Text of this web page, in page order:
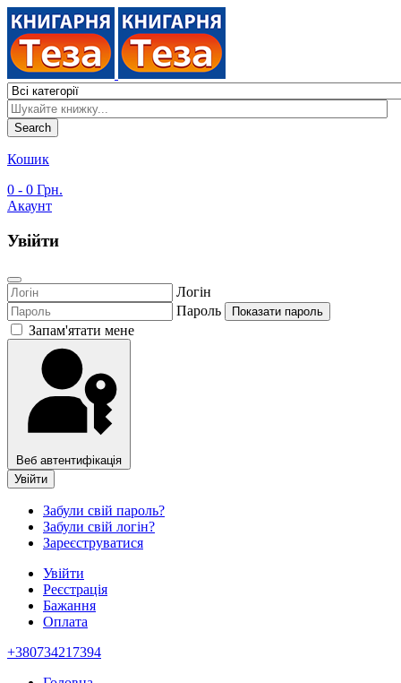
Search
Кошик
0 - 0 Грн.
Акаунт
Увійти
Логін
Пароль
Показати пароль
Запам'ятати мене
Веб автентифікація
Увійти
Забули свій пароль?
Забули свій логін?
Зареєструватися
Увійти
Реєстрація
Бажання
Оплата
+380734217394